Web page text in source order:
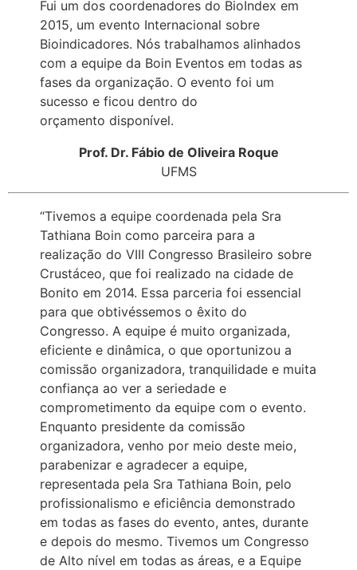
Fui um dos coordenadores do BioIndex em
2015, um evento Internacional sobre
Bioindicadores. Nós trabalhamos alinhados
com a equipe da Boin Eventos em todas as
fases da organização. O evento foi um
sucesso e ficou dentro do
orçamento disponível.
Prof. Dr. Fábio de Oliveira Roque
UFMS
“Tivemos a equipe coordenada pela Sra
Tathiana Boin como parceira para a
realização do VIII Congresso Brasileiro sobre
Crustáceo, que foi realizado na cidade de
Bonito em 2014. Essa parceria foi essencial
para que obtivéssemos o êxito do
Congresso. A equipe é muito organizada,
eficiente e dinâmica, o que oportunizou a
comissão organizadora, tranquilidade e muita
confiança ao ver a seriedade e
comprometimento da equipe com o evento.
Enquanto presidente da comissão
organizadora, venho por meio deste meio,
parabenizar e agradecer a equipe,
representada pela Sra Tathiana Boin, pelo
profissionalismo e eficiência demonstrado
em todas as fases do evento, antes, durante
e depois do mesmo. Tivemos um Congresso
de Alto nível em todas as áreas, e a Equipe